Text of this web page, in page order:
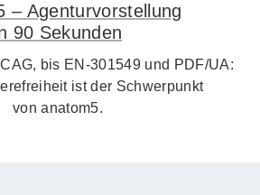
– Agenturvorstellung
90 Sekunden
bis EN-301549 und PDF/UA:
ist der Schwerpunkt
von anatom5.